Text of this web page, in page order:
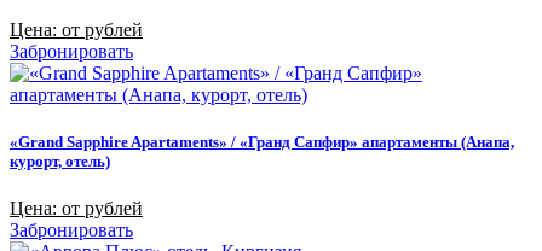
Цена: от рублей
Забронировать
«Grand Sapphire Apartaments» / «Гранд Сапфир» апартаменты (Анапа,
курорт, отель)
Цена: от рублей
Забронировать